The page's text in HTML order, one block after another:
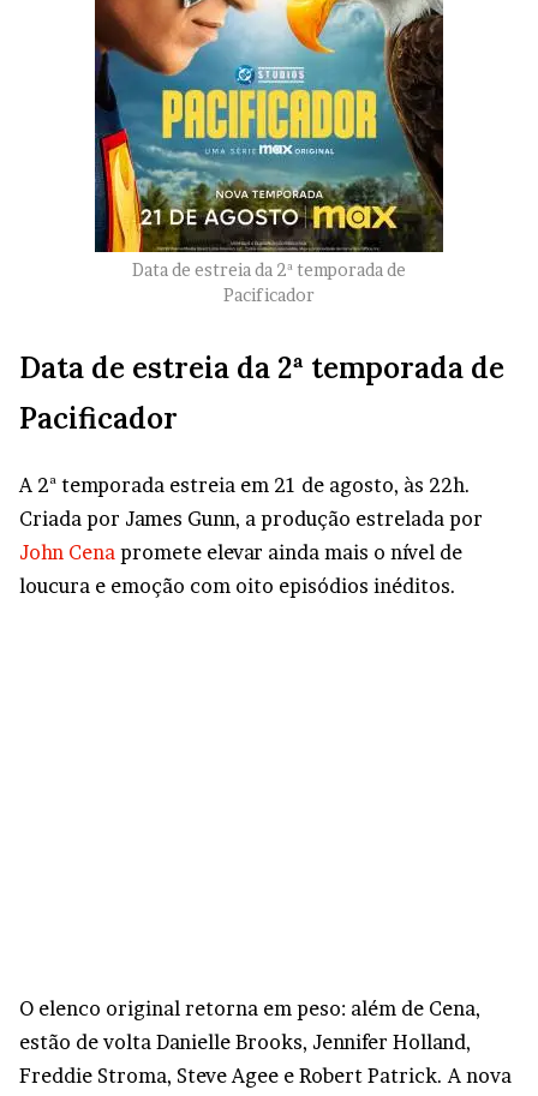
Data de estreia da 2ª temporada de
Pacificador
Data de estreia da 2ª temporada de
Pacificador
A 2ª temporada estreia em 21 de agosto, às 22h.
Criada por James Gunn, a produção estrelada por
John Cena promete elevar ainda mais o nível de
loucura e emoção com oito episódios inéditos.
O elenco original retorna em peso: além de Cena,
estão de volta Danielle Brooks, Jennifer Holland,
Freddie Stroma, Steve Agee e Robert Patrick. A nova